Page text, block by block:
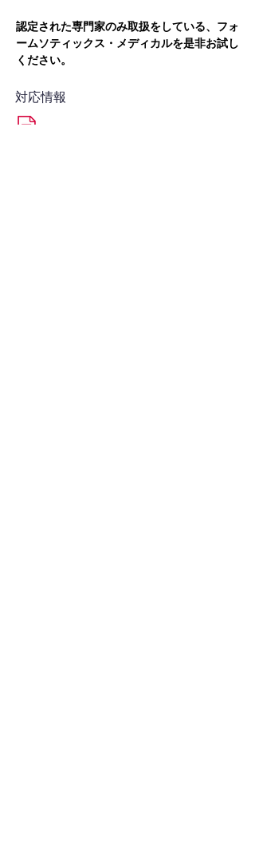
認定された専門家のみ取扱をしている、フォ
ームソティックス・メディカルを是非お試し
ください。
対応情報